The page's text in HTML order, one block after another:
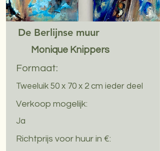
De Berlijnse muur
Monique Knippers
Formaat:
Tweeluik 50 x 70 x 2 cm ieder deel
Verkoop mogelijk:
Ja
Richtprijs voor huur in €: